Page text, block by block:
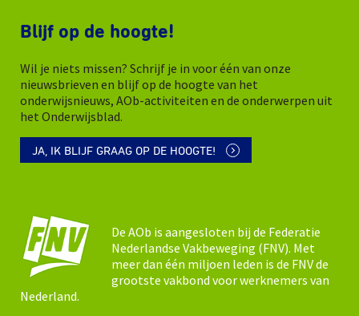
Blijf op de hoogte!
Wil je niets missen? Schrijf je in voor één van onze
nieuwsbrieven en blijf op de hoogte van het
onderwijsnieuws, AOb-activiteiten en de onderwerpen uit
het Onderwijsblad.
JA, IK BLIJF GRAAG OP DE HOOGTE!
De AOb is aangesloten bij de Federatie
Nederlandse Vakbeweging (FNV). Met
meer dan één miljoen leden is de FNV de
grootste vakbond voor werknemers van
Nederland.